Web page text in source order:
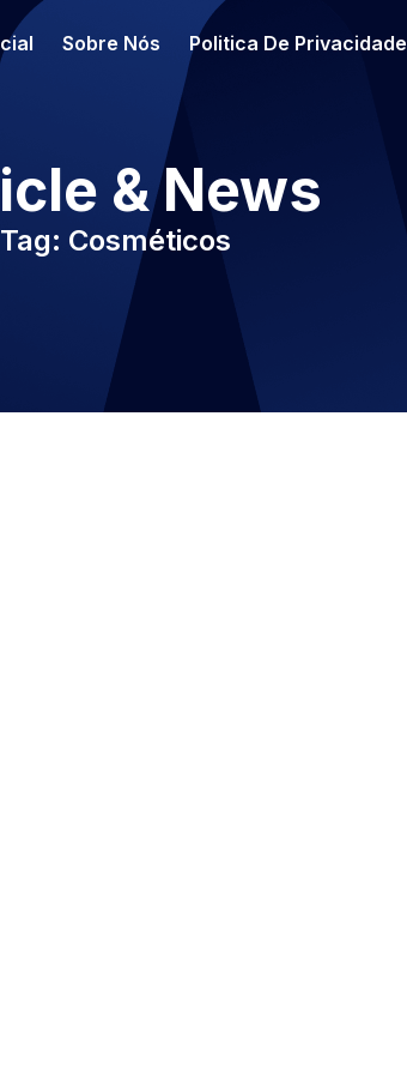
Sobre Nós Politica De Privacidade
& News
Tag: Cosméticos